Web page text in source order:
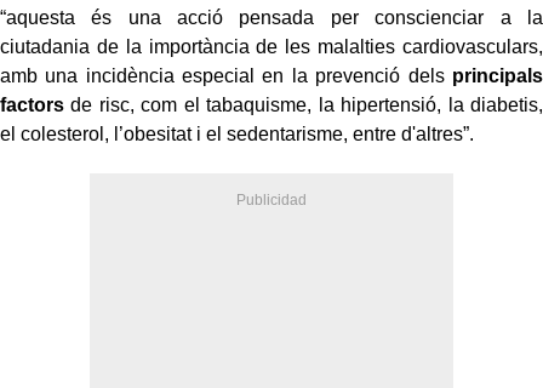
“aquesta és una acció pensada per conscienciar a la
ciutadania de la importància de les malalties cardiovasculars,
amb una incidència especial en la prevenció dels principals
factors de risc, com el tabaquisme, la hipertensió, la diabetis,
el colesterol, l’obesitat i el sedentarisme, entre d'altres”.